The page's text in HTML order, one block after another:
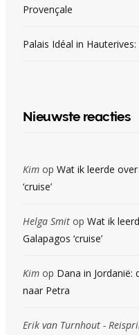
Provençale
Palais Idéal in
Nieuwste reacties
Kim op Wat ik leerde
‘cruise’
Helga Smit op Wat ik
Galapagos ‘cruise’
Kim op Dana in
naar Petra
Erik van Turnhout -